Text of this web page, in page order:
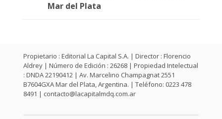
Mar del Plata
Propietario : Editorial La Capital S.A. | Director : Florencio
Aldrey | Número de Edición : 26268 | Propiedad Intelectual
: DNDA 22190412 | Av. Marcelino Champagnat 2551
B7604GXA Mar del Plata, Argentina. | Teléfono: 0223 478
8491 | contacto@lacapitalmdq.com.ar